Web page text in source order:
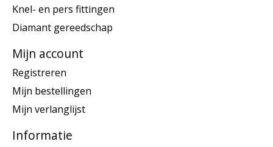
Knel- en pers fittingen
Diamant gereedschap
Mijn account
Registreren
Mijn bestellingen
Mijn verlanglijst
Informatie